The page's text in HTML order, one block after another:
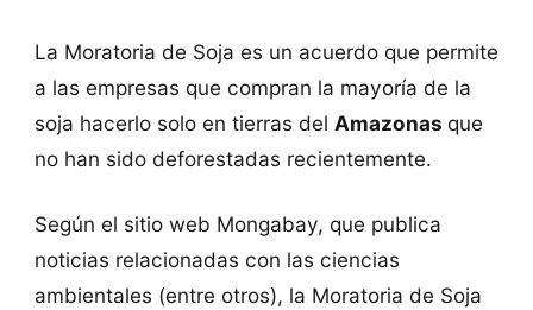
La Moratoria de Soja es un acuerdo que permite
a las empresas que compran la mayoría de la
soja hacerlo solo en tierras del Amazonas que
no han sido deforestadas recientemente.
Según el sitio web Mongabay, que publica
noticias relacionadas con las ciencias
ambientales (entre otros), la Moratoria de Soja